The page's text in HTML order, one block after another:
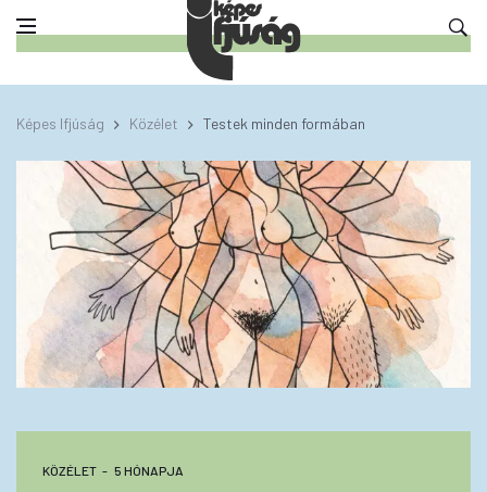
Képes Ifjúság Közélet Testek minden formában
KÖZÉLET 5 HÓNAPJA